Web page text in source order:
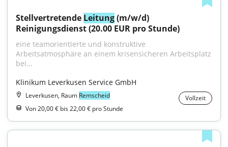
Stellvertretende Leitung (m/w/d)
Reinigungsdienst (20.00 EUR pro Stunde)
eine teamorientierte und konstruktive
Arbeitsatmosphäre an einem krisensicheren Arbeitsplatz
bei...
Klinikum Leverkusen Service GmbH
Leverkusen, Raum Remscheid
Vollzeit
Von 20,00 € bis 22,00 € pro Stunde